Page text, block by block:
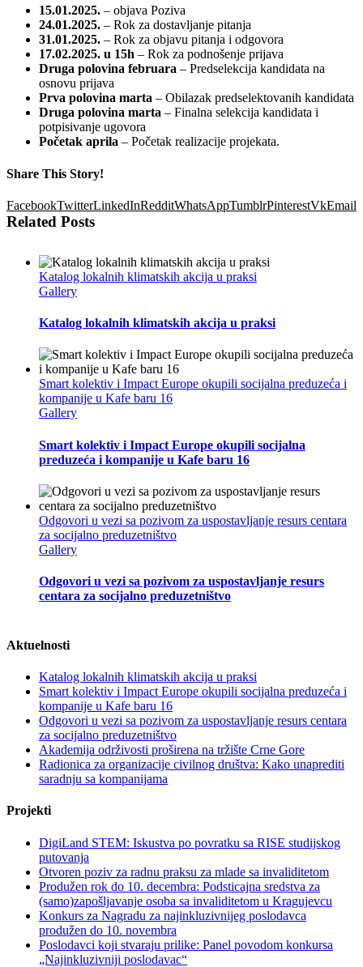
15.01.2025. – objava Poziva
24.01.2025. – Rok za dostavljanje pitanja
31.01.2025. – Rok za objavu pitanja i odgovora
17.02.2025. u 15h – Rok za podnošenje prijava
Druga polovina februara – Predselekcija kandidata na
osnovu prijava
Prva polovina marta – Obilazak predselektovanih kandidata
Druga polovina marta – Finalna selekcija kandidata i
potpisivanje ugovora
Početak aprila – Početak realizacije projekata.
Share This Story!
FacebookTwitterLinkedInRedditWhatsAppTumblrPinterestVkEmail
Related Posts
Katalog lokalnih klimatskih akcija u praksi
Gallery
Katalog lokalnih klimatskih akcija u praksi
Smart kolektiv i Impact Europe okupili socijalna preduzeća i
kompanije u Kafe baru 16
Gallery
Smart kolektiv i Impact Europe okupili socijalna
preduzeća i kompanije u Kafe baru 16
Odgovori u vezi sa pozivom za uspostavljanje resurs centara
za socijalno preduzetništvo
Gallery
Odgovori u vezi sa pozivom za uspostavljanje resurs
centara za socijalno preduzetništvo
Aktuelnosti
Katalog lokalnih klimatskih akcija u praksi
Smart kolektiv i Impact Europe okupili socijalna preduzeća i
kompanije u Kafe baru 16
Odgovori u vezi sa pozivom za uspostavljanje resurs centara
za socijalno preduzetništvo
Akademija održivosti proširena na tržište Crne Gore
Radionica za organizacije civilnog društva: Kako unaprediti
saradnju sa kompanijama
Projekti
DigiLand STEM: Iskustva po povratku sa RISE studijskog
putovanja
Otvoren poziv za radnu praksu za mlade sa invaliditetom
Produžen rok do 10. decembra: Podsticajna sredstva za
(samo)zapošljavanje osoba sa invaliditetom u Kragujevcu
Konkurs za Nagradu za najinkluzivnijeg poslodavca
produžen do 10. novembra
Poslodavci koji stvaraju prilike: Panel povodom konkursa
„Najinkluzivniji poslodavac“